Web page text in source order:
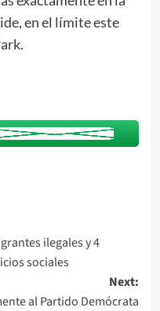
en el límite este
ilegales y 4
sociales
Next:
al Partido Demócrata